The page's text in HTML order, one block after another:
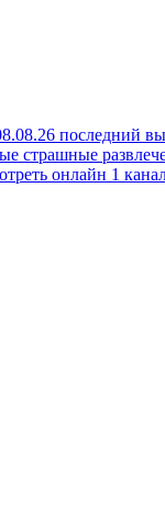
последний
страшные
онлайн 1